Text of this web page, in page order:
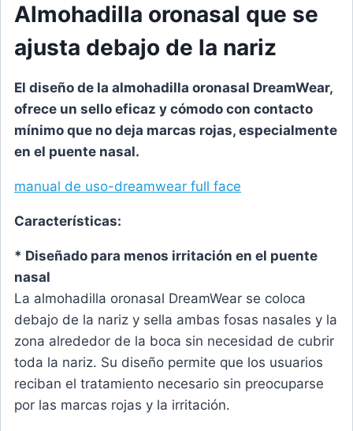
Almohadilla oronasal que se
ajusta debajo de la nariz
El diseño de la almohadilla oronasal DreamWear,
ofrece un sello eficaz y cómodo con contacto
mínimo que no deja marcas rojas, especialmente
en el puente nasal.
manual de uso-dreamwear full face
Características:
* Diseñado para menos irritación en el puente
nasal
La almohadilla oronasal DreamWear se coloca
debajo de la nariz y sella ambas fosas nasales y la
zona alrededor de la boca sin necesidad de cubrir
toda la nariz. Su diseño permite que los usuarios
reciban el tratamiento necesario sin preocuparse
por las marcas rojas y la irritación.